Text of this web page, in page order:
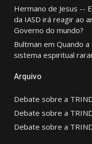
Hermano de Jesus --
da IASD irá reagir ao
Governo do mundo?
Bultman em Quando a
sistema espiritual
Arquivo
Debate sobre a
Debate sobre a
Debate sobre a